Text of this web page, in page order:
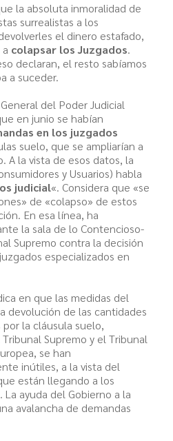
la absoluta inmoralidad de
surrealistas a los
el dinero estafado,
colapsar los Juzgados.
declaran, el resto sabíamos
a suceder.
del Poder Judicial
en junio se habían
en los juzgados
suelo, que se ampliarían a
A la vista de esos datos, la
y Usuarios) habla
judicial«. Considera que «se
de «colapso» de estos
En esa línea, ha
la sala de lo Contencioso-
Supremo contra la decisión
especializados en
en que las medidas del
devolución de las cantidades
la cláusula suelo,
Supremo y el Tribunal
se han
inútiles, a la vista del
están llegando a los
ayuda del Gobierno a la
avalancha de demandas